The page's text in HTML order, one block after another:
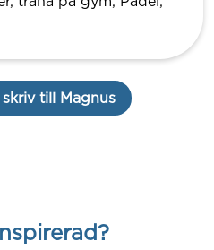
till Magnus